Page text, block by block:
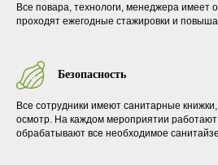
Все повара, технологи, менеджера имеет
проходят ежегодные стажировки и
Безопасность
Все сотрудники имеют санитарные
осмотр. На каждом мероприятии работают
обрабатывают все необходимое